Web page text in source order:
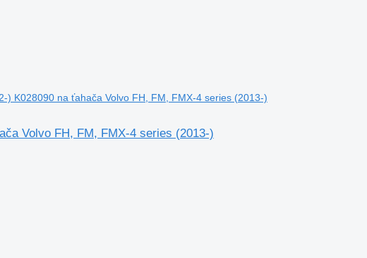
) K028090 na ťahača Volvo FH, FM, FMX-4 series (2013-)
Volvo FH, FM, FMX-4 series (2013-)